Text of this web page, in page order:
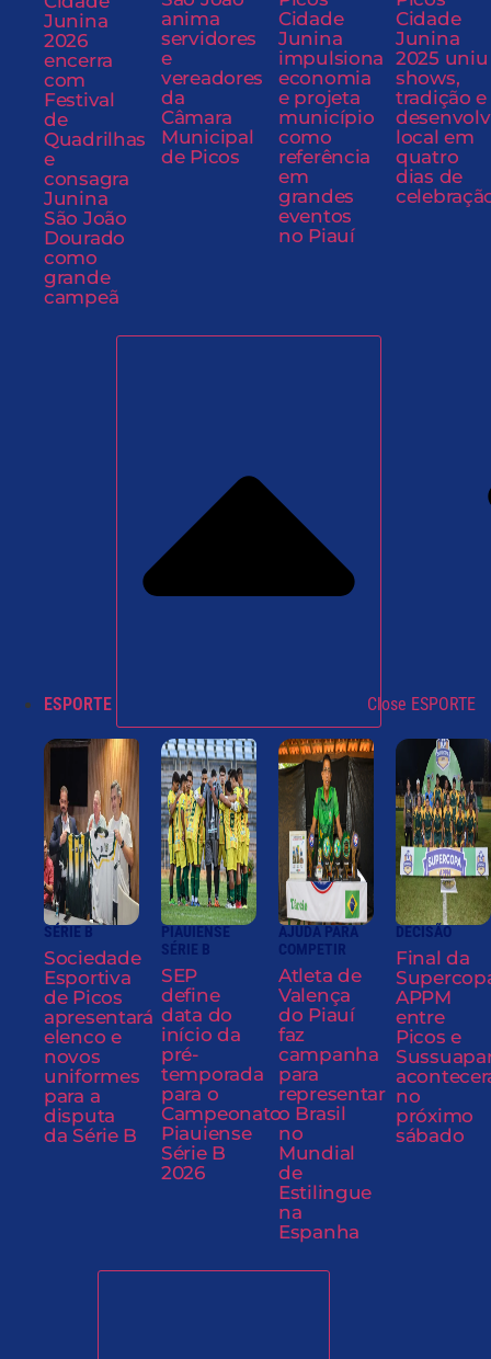
Junina
2026
encerra
com
Festival
de
Quadrilhas
e
consagra
Junina
São João
Dourado
como
grande
campeã
anima
servidores
e
vereadores
da
Câmara
Municipal
de Picos
Cidade
Junina
impulsiona
economia
e projeta
município
como
referência
em
grandes
eventos
no Piauí
Cidade
Junina
2025 uniu
shows,
tradição e
local em
quatro
dias de
ESPORTE Close ESPORTE
SÉRIE B
Sociedade
Esportiva
de Picos
apresentará
elenco e
novos
uniformes
para a
disputa
da Série B
PIAUIENSE
SÉRIE B
SEP
define
data do
início da
pré-
temporada
para o
Campeonato
Piauiense
Série B
2026
AJUDA PARA
COMPETIR
Atleta de
Valença
do Piauí
faz
campanha
para
representar
o Brasil
no
Mundial
de
Estilingue
na
Espanha
DECISÃO
Final da
APPM
entre
Picos e
no
próximo
sábado